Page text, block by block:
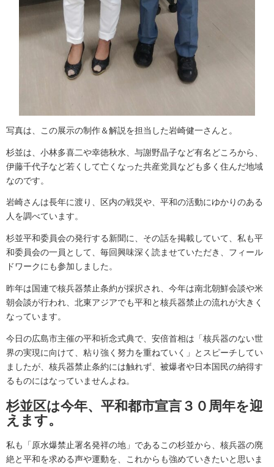
写真は、この展示の制作＆解説を担当した岩崎健一さんと。
杉並は、小林多喜二や幸徳秋水、与謝野晶子など有名どころから、
伊藤千代子など若くして亡くなった共産党員なども多く住んだ地域
なのです。
岩崎さんは長年に渡り、区内の戦災や、平和の活動にゆかりのある
人を調べています。
杉並平和委員会の発行する新聞に、その話を掲載していて、私も平
和委員会の一員として、毎回興味深く読ませていただき、フィール
ドワークにも参加しました。
昨年は国連で核兵器禁止条約が採択され、今年は南北朝鮮会談や米
朝会談が行われ、北東アジアでも平和と核兵器禁止の流れが大きく
なっています。
今日の広島市主催の平和祈念式典で、安倍首相は「核兵器のない世
界の実現に向けて、粘り強く努力を重ねていく」とスピーチしてい
ましたが、核兵器禁止条約には触れず、被爆者や日本国民の納得す
るものにはなっていませんよね。
杉並区は今年、平和都市宣言３０周年を迎
えます。
私も「原水爆禁止署名発祥の地」であるこの杉並から、核兵器の廃
絶と平和を求める声や運動を、これからも強めていきたいと思いま